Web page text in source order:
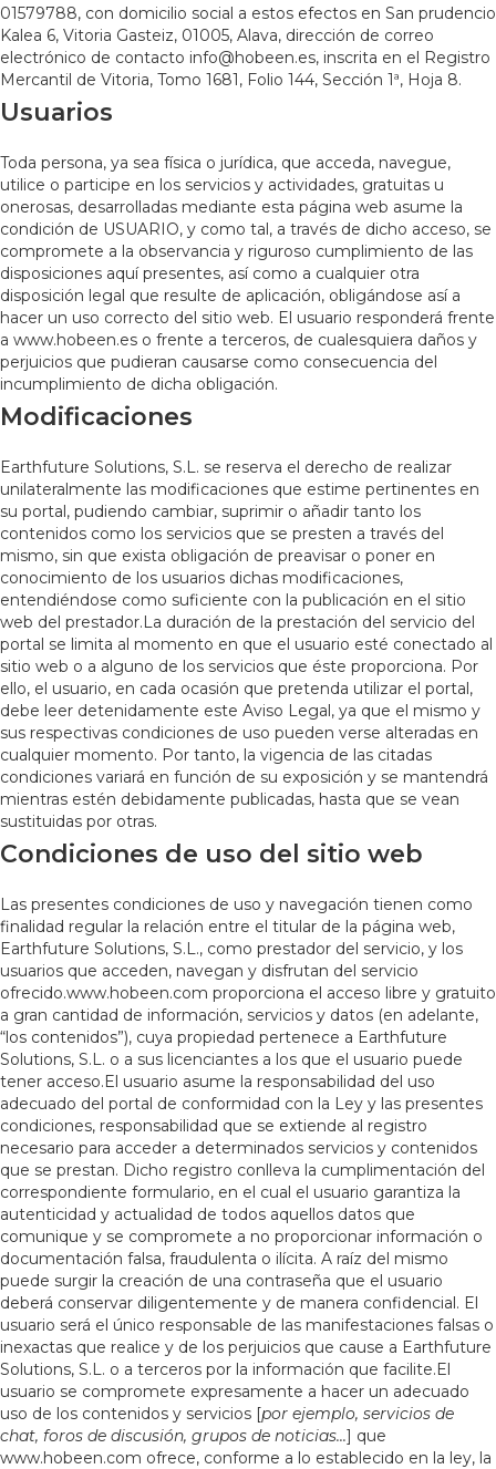
01579788, con domicilio social a estos efectos en San prudencio
Kalea 6, Vitoria Gasteiz, 01005, Alava, dirección de correo
electrónico de contacto info@hobeen.es, inscrita en el Registro
Mercantil de Vitoria, Tomo 1681, Folio 144, Sección 1ª, Hoja 8.
Usuarios
Toda persona, ya sea física o jurídica, que acceda, navegue,
utilice o participe en los servicios y actividades, gratuitas u
onerosas, desarrolladas mediante esta página web asume la
condición de USUARIO, y como tal, a través de dicho acceso, se
compromete a la observancia y riguroso cumplimiento de las
disposiciones aquí presentes, así como a cualquier otra
disposición legal que resulte de aplicación, obligándose así a
hacer un uso correcto del sitio web. El usuario responderá frente
a www.hobeen.es o frente a terceros, de cualesquiera daños y
perjuicios que pudieran causarse como consecuencia del
incumplimiento de dicha obligación.
Modificaciones
Earthfuture Solutions, S.L. se reserva el derecho de realizar
unilateralmente las modificaciones que estime pertinentes en
su portal, pudiendo cambiar, suprimir o añadir tanto los
contenidos como los servicios que se presten a través del
mismo, sin que exista obligación de preavisar o poner en
conocimiento de los usuarios dichas modificaciones,
entendiéndose como suficiente con la publicación en el sitio
web del prestador.La duración de la prestación del servicio del
portal se limita al momento en que el usuario esté conectado al
sitio web o a alguno de los servicios que éste proporciona. Por
ello, el usuario, en cada ocasión que pretenda utilizar el portal,
debe leer detenidamente este Aviso Legal, ya que el mismo y
sus respectivas condiciones de uso pueden verse alteradas en
cualquier momento. Por tanto, la vigencia de las citadas
condiciones variará en función de su exposición y se mantendrá
mientras estén debidamente publicadas, hasta que se vean
sustituidas por otras.
Condiciones de uso del sitio web
Las presentes condiciones de uso y navegación tienen como
finalidad regular la relación entre el titular de la página web,
Earthfuture Solutions, S.L., como prestador del servicio, y los
usuarios que acceden, navegan y disfrutan del servicio
ofrecido.www.hobeen.com proporciona el acceso libre y gratuito
a gran cantidad de información, servicios y datos (en adelante,
“los contenidos”), cuya propiedad pertenece a Earthfuture
Solutions, S.L. o a sus licenciantes a los que el usuario puede
tener acceso.El usuario asume la responsabilidad del uso
adecuado del portal de conformidad con la Ley y las presentes
condiciones, responsabilidad que se extiende al registro
necesario para acceder a determinados servicios y contenidos
que se prestan. Dicho registro conlleva la cumplimentación del
correspondiente formulario, en el cual el usuario garantiza la
autenticidad y actualidad de todos aquellos datos que
comunique y se compromete a no proporcionar información o
documentación falsa, fraudulenta o ilícita. A raíz del mismo
puede surgir la creación de una contraseña que el usuario
deberá conservar diligentemente y de manera confidencial. El
usuario será el único responsable de las manifestaciones falsas o
inexactas que realice y de los perjuicios que cause a Earthfuture
Solutions, S.L. o a terceros por la información que facilite.El
usuario se compromete expresamente a hacer un adecuado
uso de los contenidos y servicios [por ejemplo, servicios de
chat, foros de discusión, grupos de noticias...] que
www.hobeen.com ofrece, conforme a lo establecido en la ley, la